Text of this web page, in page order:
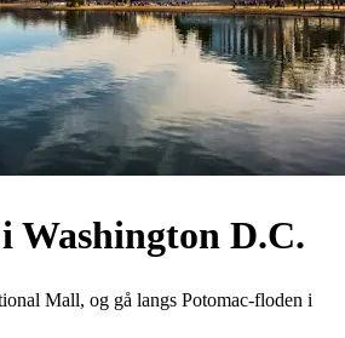
D.C.
Mall, og gå langs Potomac-floden i